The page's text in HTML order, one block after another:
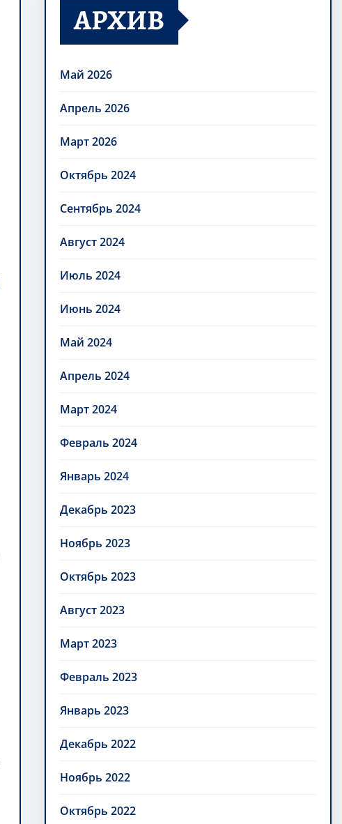
АРХИВ
Май 2026
Апрель 2026
Март 2026
Октябрь 2024
Сентябрь 2024
Август 2024
Июль 2024
Июнь 2024
Май 2024
Апрель 2024
Март 2024
Февраль 2024
Январь 2024
Декабрь 2023
Ноябрь 2023
Октябрь 2023
Август 2023
Март 2023
Февраль 2023
Январь 2023
Декабрь 2022
Ноябрь 2022
Октябрь 2022